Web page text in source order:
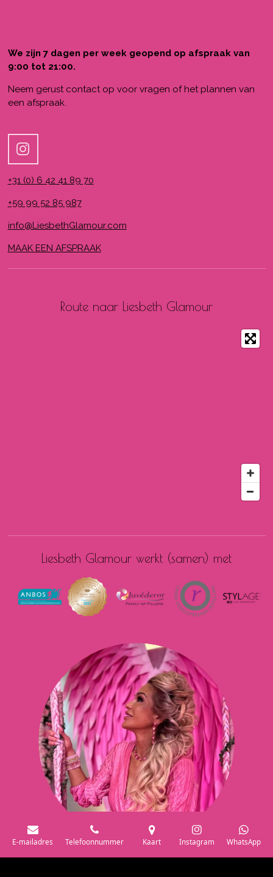
We zijn 7 dagen per week geopend op afspraak van
9:00 tot 21:00.
Neem gerust contact op voor vragen of het plannen van
een afspraak.
I
s
t
g
r
m
+31 (0) 6 42 41 89 70
+59 99 52 85 987
info@LiesbethGlamour.com
MAAK EEN AFSPRAAK
Route naar Liesbeth Glamour
Liesbeth Glamour werkt (samen) met
E-mailadres Telefoonnummer Kaart Instagram WhatsApp